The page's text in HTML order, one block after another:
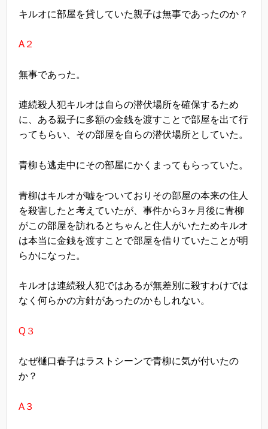
キルオに部屋を貸していた親子は無事であったのか？
A２
無事であった。
連続殺人犯キルオは自らの潜伏場所を確保するため
に、ある親子に多額の金銭を渡すことで部屋を出て行
ってもらい、その部屋を自らの潜伏場所としていた。
青柳も逃走中にその部屋にかくまってもらっていた。
青柳はキルオが嘘をついておりその部屋の本来の住人
を殺害したと考えていたが、事件から3ヶ月後に青柳
がこの部屋を訪れるとちゃんと住人がいたためキルオ
は本当に金銭を渡すことで部屋を借りていたことが明
らかになった。
キルオは連続殺人犯ではあるが無差別に殺すわけでは
なく何らかの方針があったのかもしれない。
Q３
なぜ樋口春子はラストシーンで青柳に気が付いたの
か？
A３